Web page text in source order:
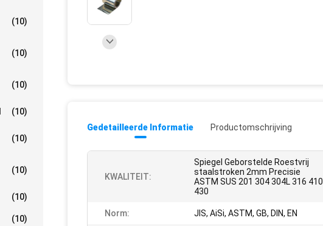
(10)
(10)
(10)
(10)
(10)
(10)
(10)
(10)
Gedetailleerde Informatie Productomschrijving
KWALITEIT:
Spiegel Geborstelde Roestvrij
staalstroken 2mm Precisie
ASTM SUS 201 304 304L 316 410
430
Norm: JIS, AiSi, ASTM, GB, DIN, EN